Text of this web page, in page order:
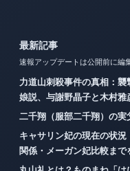
最新記事
速報アップデートは公開前に編
力道山刺殺事件の真相：
娘説、与謝野晶子と木村
二千翔（服部二千翔）の実
キャサリン妃の現在の状
関係・メーガン妃比較まで